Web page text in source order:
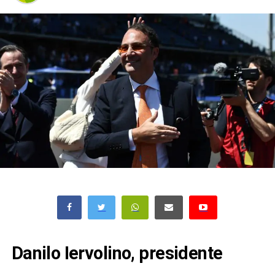
Danilo Iervolino, presidente